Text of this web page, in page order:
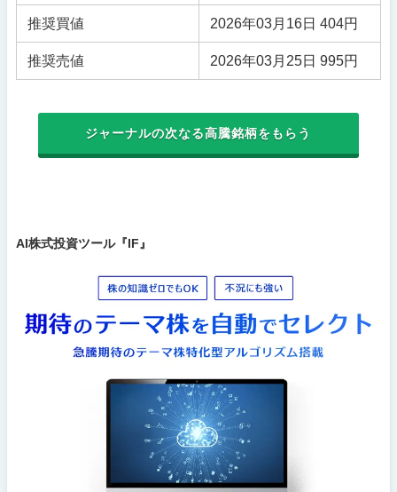
推奨買値 2026年03月16日 404円
推奨売値 2026年03月25日 995円
ジャーナルの次なる高騰銘柄をもらう
AI株式投資ツール『IF』